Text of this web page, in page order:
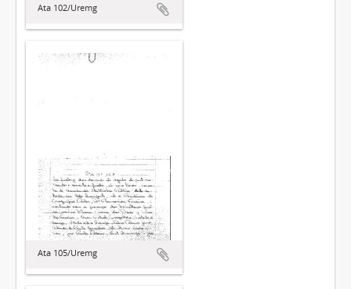
Ata 102/Uremg
Ata 105/Uremg